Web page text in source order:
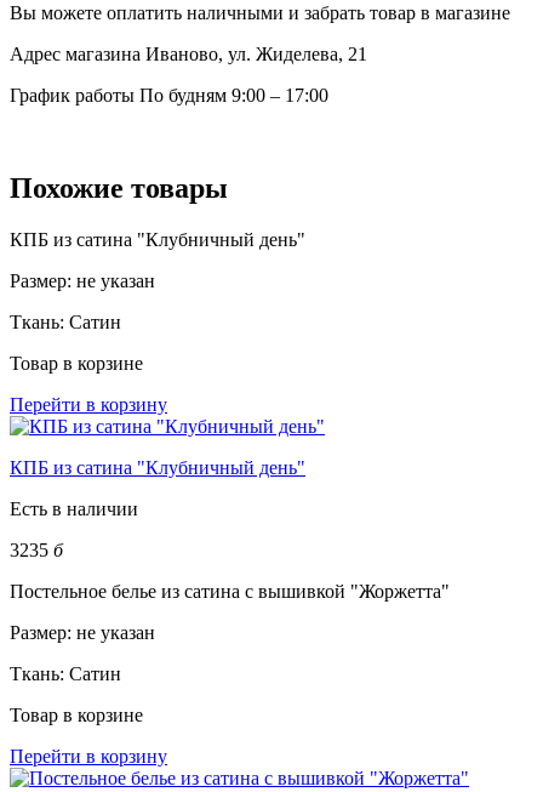
Вы можете оплатить наличными и забрать товар в магазине
Адрес магазина Иваново, ул. Жиделева, 21
График работы По будням 9:00 – 17:00
Похожие товары
КПБ из сатина "Клубничный день"
Размер: не указан
Ткань: Сатин
Товар в корзине
Перейти в корзину
КПБ из сатина "Клубничный день"
Есть в наличии
3235 б
Постельное белье из сатина с вышивкой "Жоржетта"
Размер: не указан
Ткань: Сатин
Товар в корзине
Перейти в корзину